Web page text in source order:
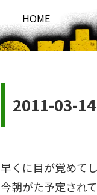
HOME
2011-03-
早くに目が覚めて
今朝がた予定され